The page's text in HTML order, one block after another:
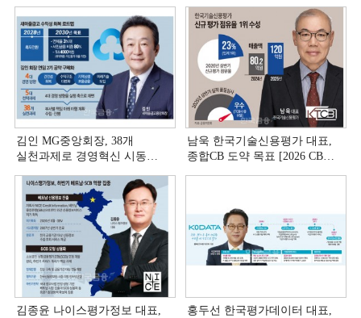
김인 MG중앙회장, 38개
실천과제로 경영혁신 시동
남욱 한국기술신용평가 대표,
종합CB 도약 목표 [2026 CB사
김종윤 나이스평가정보 대표,
홍두선 한국평가데이터 대표,